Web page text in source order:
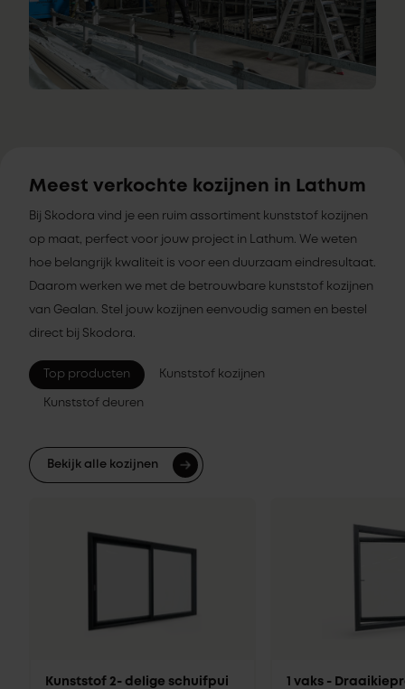
Meest verkochte kozijnen in Lathum
Bij Skodora vind je een ruim assortiment kunststof kozijnen
op maat, perfect voor jouw project in Lathum. We weten
hoe belangrijk kwaliteit is voor een duurzaam eindresultaat.
Daarom werken we met de betrouwbare kunststof kozijnen
van Gealan. Stel jouw kozijnen eenvoudig samen en bestel
direct bij Skodora.
Top producten Kunststof kozijnen
Kunststof deuren
Bekijk alle kozijnen
Kunststof 2- delige schuifpui 1 vaks -